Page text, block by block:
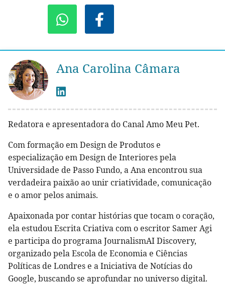
Ana Carolina Câmara
Redatora e apresentadora do Canal Amo Meu Pet.
Com formação em Design de Produtos e
especialização em Design de Interiores pela
Universidade de Passo Fundo, a Ana encontrou sua
verdadeira paixão ao unir criatividade, comunicação
e o amor pelos animais.
Apaixonada por contar histórias que tocam o coração,
ela estudou Escrita Criativa com o escritor Samer Agi
e participa do programa JournalismAI Discovery,
organizado pela Escola de Economia e Ciências
Políticas de Londres e a Iniciativa de Notícias do
Google, buscando se aprofundar no universo digital.